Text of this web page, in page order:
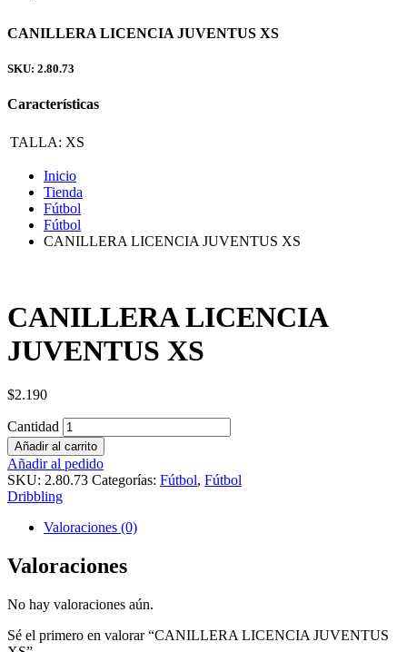
CANILLERA LICENCIA JUVENTUS XS
SKU: 2.80.73
Características
TALLA: XS
Inicio
Tienda
Fútbol
Fútbol
CANILLERA LICENCIA JUVENTUS XS
CANILLERA LICENCIA
JUVENTUS XS
$2.190
Cantidad
Añadir al carrito
Añadir al pedido
SKU: 2.80.73 Categorías: Fútbol, Fútbol
Dribbling
Valoraciones (0)
Valoraciones
No hay valoraciones aún.
Sé el primero en valorar “CANILLERA LICENCIA JUVENTUS